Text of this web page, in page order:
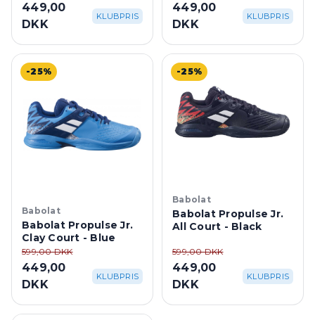
449,00
DKK
KLUBPRIS
449,00
DKK
KLUBPRIS
-25%
Babolat
Babolat Propulse Jr.
Clay Court - Blue
599,00 DKK
449,00
DKK
KLUBPRIS
-25%
Babolat
Babolat Propulse Jr.
All Court - Black
599,00 DKK
449,00
DKK
KLUBPRIS